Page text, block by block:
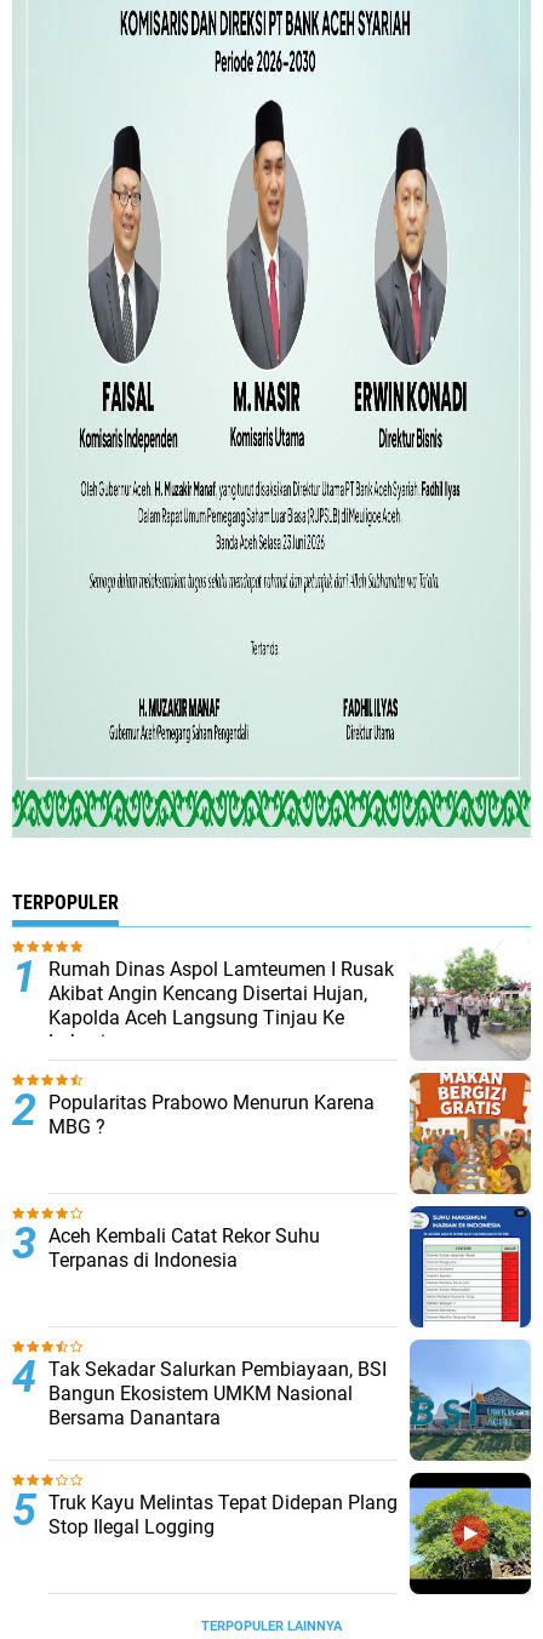
TERPOPULER
Rumah Dinas Aspol Lamteumen I Rusak
Akibat Angin Kencang Disertai Hujan,
Kapolda Aceh Langsung Tinjau Ke
Lokasi
Popularitas Prabowo Menurun Karena
MBG ?
Aceh Kembali Catat Rekor Suhu
Terpanas di Indonesia
Tak Sekadar Salurkan Pembiayaan, BSI
Bangun Ekosistem UMKM Nasional
Bersama Danantara
Truk Kayu Melintas Tepat Didepan Plang
Stop Ilegal Logging
TERPOPULER LAINNYA